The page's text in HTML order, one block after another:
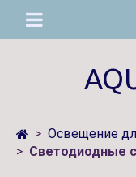
Освещение
Светодиодные